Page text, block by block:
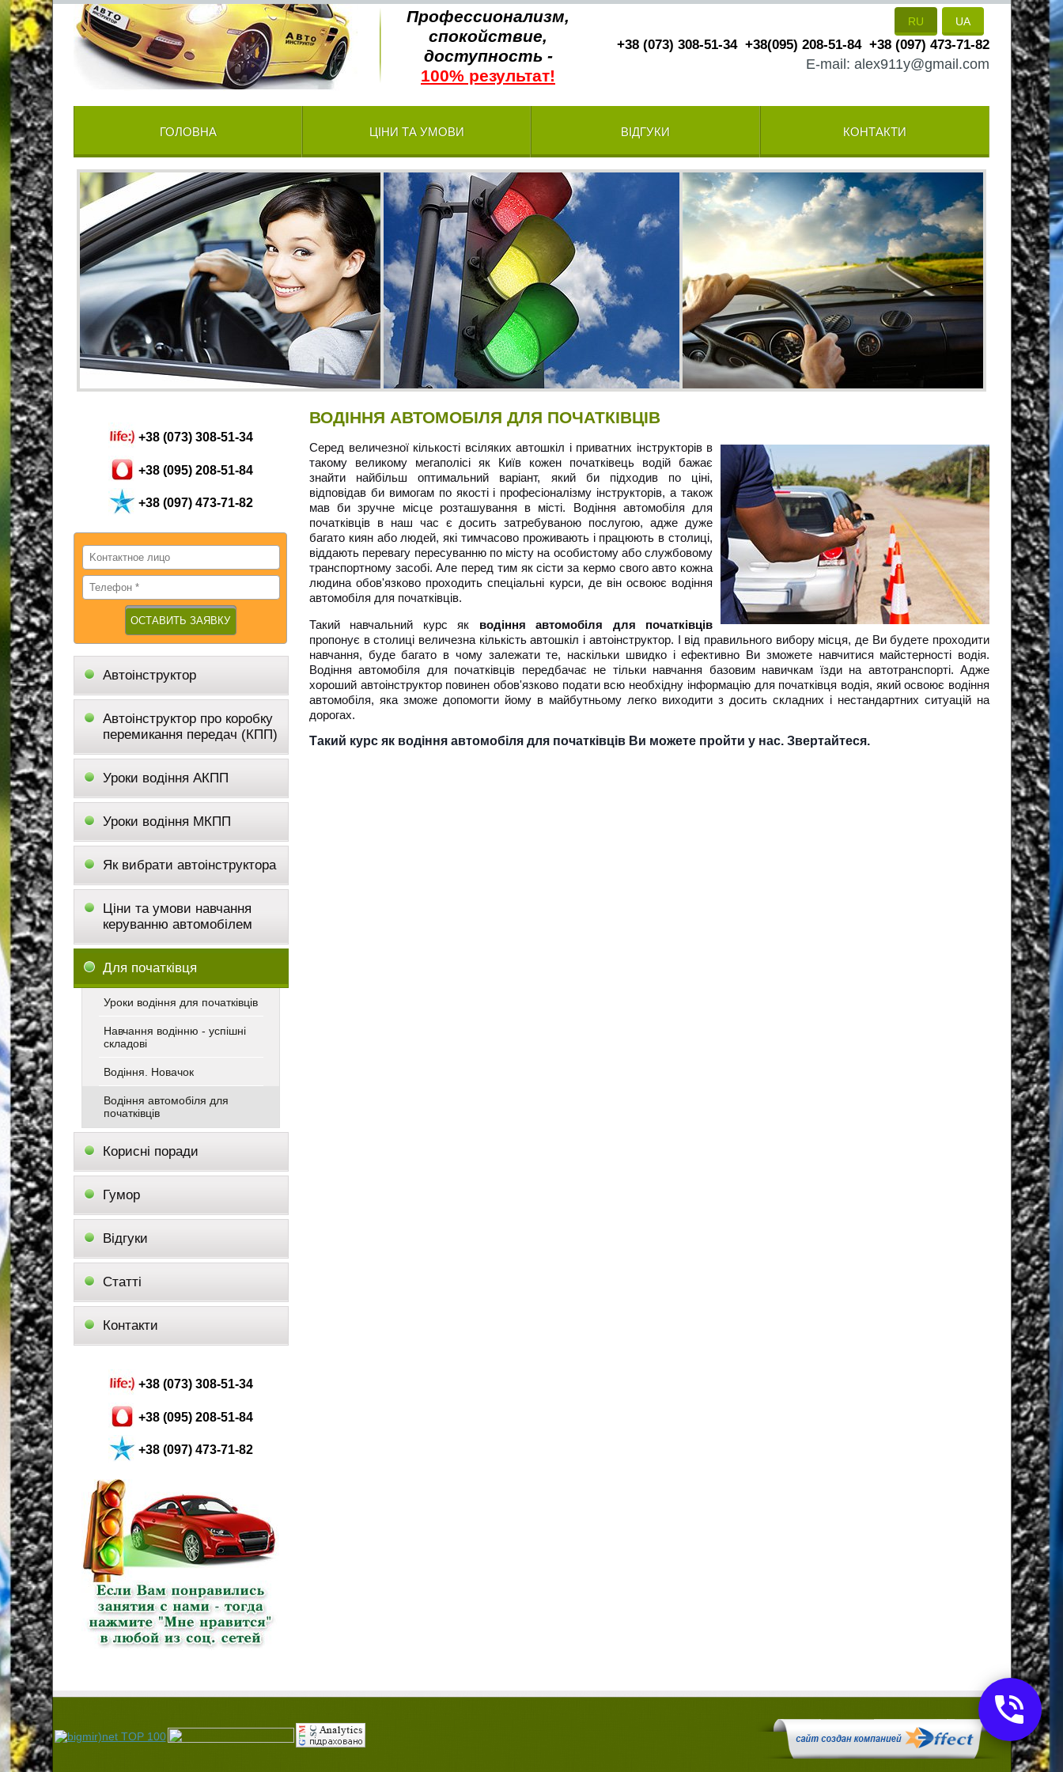
RU UA
Профессионализм,
спокойствие,
доступность -
100% результат!
+38 (073) 308-51-34 +38(095) 208-51-84 +38 (097) 473-71-82
E-mail: alex911y@gmail.com
ГОЛОВНА ЦІНИ ТА УМОВИ ВІДГУКИ КОНТАКТИ
+38 (073) 308-51-34
+38 (095) 208-51-84
+38 (097) 473-71-82
Автоінструктор
Автоінструктор про коробку
перемикання передач (КПП)
Уроки водіння АКПП
Уроки водіння МКПП
Як вибрати автоінструктора
Ціни та умови навчання
керуванню автомобілем
Для початківця
Уроки водіння для початківців
Навчання водінню - успішні
складові
Водіння. Новачок
Водіння автомобіля для
початківців
Корисні поради
Гумор
Відгуки
Статті
Контакти
+38 (073) 308-51-34
+38 (095) 208-51-84
+38 (097) 473-71-82
ВОДІННЯ АВТОМОБІЛЯ ДЛЯ ПОЧАТКІВЦІВ
Серед величезної кількості всіляких автошкіл і приватних інструкторів в
такому великому мегаполісі як Київ кожен початківець водій бажає
знайти найбільш оптимальний варіант, який би підходив по ціні,
відповідав би вимогам по якості і професіоналізму інструкторів, а також
мав би зручне місце розташування в місті. Водіння автомобіля для
початківців в наш час є досить затребуваною послугою, адже дуже
багато киян або людей, які тимчасово проживають і працюють в столиці,
віддають перевагу пересуванню по місту на особистому або службовому
транспортному засобі. Але перед тим як сісти за кермо свого авто кожна
людина обов'язково проходить спеціальні курси, де він освоює водіння
автомобіля для початківців.
Такий навчальний курс як водіння автомобіля для початківців
пропонує в столиці величезна кількість автошкіл і автоінструктор. І від правильного вибору місця, де Ви будете проходити
навчання, буде багато в чому залежати те, наскільки швидко і ефективно Ви зможете навчитися майстерності водія.
Водіння автомобіля для початківців передбачає не тільки навчання базовим навичкам їзди на автотранспорті. Адже
хороший автоінструктор повинен обов'язково подати всю необхідну інформацію для початківця водія, який освоює водіння
автомобіля, яка зможе допомогти йому в майбутньому легко виходити з досить складних і нестандартних ситуацій на
дорогах.
Такий курс як водіння автомобіля для початківців Ви можете пройти у нас. Звертайтеся.